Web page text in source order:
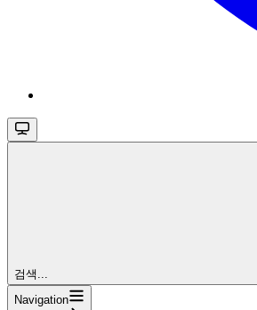
검색...
Navigation